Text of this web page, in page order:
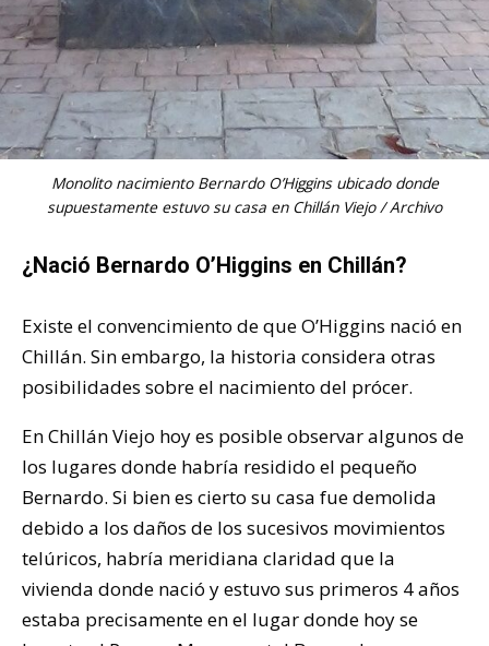
Monolito nacimiento Bernardo O’Higgins ubicado donde
supuestamente estuvo su casa en Chillán Viejo / Archivo
¿Nació Bernardo O’Higgins en Chillán?
Existe el convencimiento de que O’Higgins nació en
Chillán. Sin embargo, la historia considera otras
posibilidades sobre el nacimiento del prócer.
En Chillán Viejo hoy es posible observar algunos de
los lugares donde habría residido el pequeño
Bernardo. Si bien es cierto su casa fue demolida
debido a los daños de los sucesivos movimientos
telúricos, habría meridiana claridad que la
vivienda donde nació y estuvo sus primeros 4 años
estaba precisamente en el lugar donde hoy se